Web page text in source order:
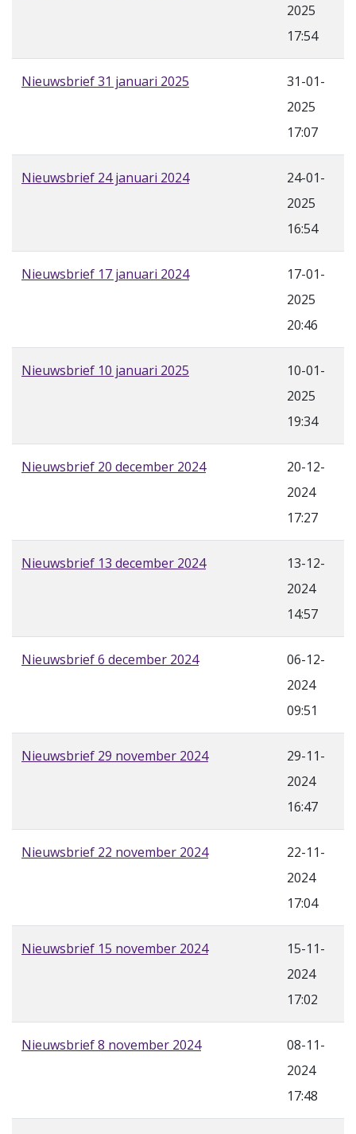
2025
17:54
Nieuwsbrief 31 januari 2025
31-01-
2025
17:07
Nieuwsbrief 24 januari 2024
24-01-
2025
16:54
Nieuwsbrief 17 januari 2024
17-01-
2025
20:46
Nieuwsbrief 10 januari 2025
10-01-
2025
19:34
Nieuwsbrief 20 december 2024
20-12-
2024
17:27
Nieuwsbrief 13 december 2024
13-12-
2024
14:57
Nieuwsbrief 6 december 2024
06-12-
2024
09:51
Nieuwsbrief 29 november 2024
29-11-
2024
16:47
Nieuwsbrief 22 november 2024
22-11-
2024
17:04
Nieuwsbrief 15 november 2024
15-11-
2024
17:02
Nieuwsbrief 8 november 2024
08-11-
2024
17:48